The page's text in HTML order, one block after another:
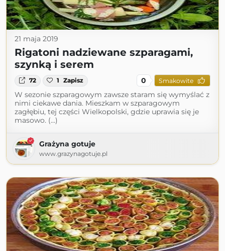
21 maja 2019
Rigatoni nadziewane szparagami,
szynką i serem
72 1 Zapisz 0 Smakowite
W sezonie szparagowym zawsze staram się wymyślać z
nimi ciekawe dania. Mieszkam w szparagowym
zagłębiu, tej części Wielkopolski, gdzie uprawia się je
masowo. (...)
Grażyna gotuje
www.grazynagotuje.pl